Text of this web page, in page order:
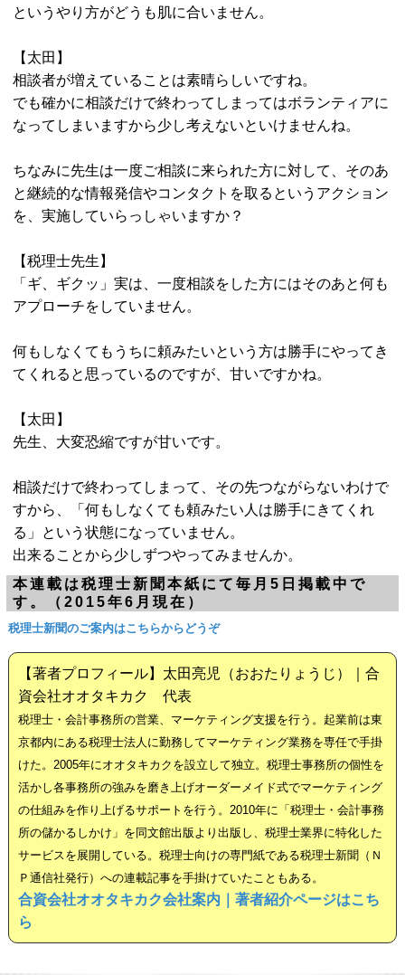
というやり方がどうも肌に合いません。
【太田】
相談者が増えていることは素晴らしいですね。
でも確かに相談だけで終わってしまってはボランティアに
なってしまいますから少し考えないといけませんね。
ちなみに先生は一度ご相談に来られた方に対して、そのあ
と継続的な情報発信やコンタクトを取るというアクション
を、実施していらっしゃいますか？
【税理士先生】
「ギ、ギクッ」実は、一度相談をした方にはそのあと何も
アプローチをしていません。
何もしなくてもうちに頼みたいという方は勝手にやってき
てくれると思っているのですが、甘いですかね。
【太田】
先生、大変恐縮ですが甘いです。
相談だけで終わってしまって、その先つながらないわけで
すから、「何もしなくても頼みたい人は勝手にきてくれ
る」という状態になっていません。
出来ることから少しずつやってみませんか。
本連載は税理士新聞本紙にて毎月5日掲載中で
す。（2015年6月現在）
税理士新聞のご案内はこちらからどうぞ
【著者プロフィール】太田亮児（おおたりょうじ）｜合
資会社オオタキカク 代表
税理士・会計事務所の営業、マーケティング支援を行う。起業前は東
京都内にある税理士法人に勤務してマーケティング業務を専任で手掛
けた。2005年にオオタキカクを設立して独立。税理士事務所の個性を
活かし各事務所の強みを磨き上げオーダーメイド式でマーケティング
の仕組みを作り上げるサポートを行う。2010年に「税理士・会計事務
所の儲かるしかけ」を同文館出版より出版し、税理士業界に特化した
サービスを展開している。税理士向けの専門紙である税理士新聞（Ｎ
Ｐ通信社発行）への連載記事を手掛けていたこともある。
合資会社オオタキカク会社案内｜著者紹介ページはこち
ら